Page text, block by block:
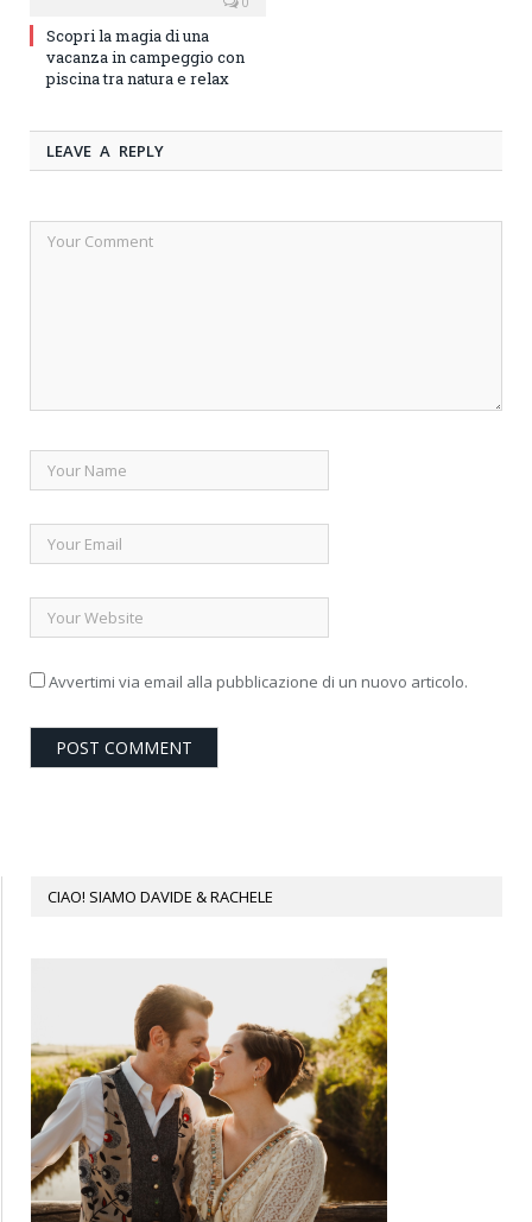
Scopri la magia di una
vacanza in campeggio con
piscina tra natura e relax
LEAVE A REPLY
Avvertimi via email alla pubblicazione di un nuovo articolo.
CIAO! SIAMO DAVIDE & RACHELE